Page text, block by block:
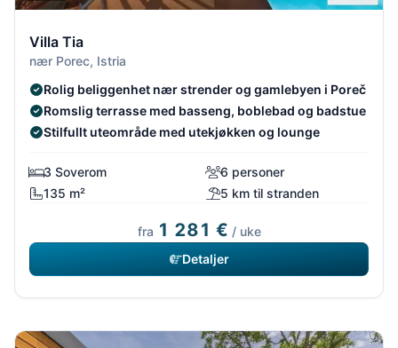
Villa Tia
nær Porec, Istria
Rolig beliggenhet nær strender og gamlebyen i Poreč
Romslig terrasse med basseng, boblebad og badstue
Stilfullt uteområde med utekjøkken og lounge
3 Soverom
6 personer
135 m²
5 km til stranden
fra 1 281 € / uke
Detaljer